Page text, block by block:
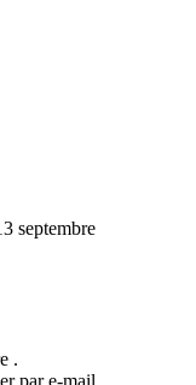
septembre
.
par e-mail.